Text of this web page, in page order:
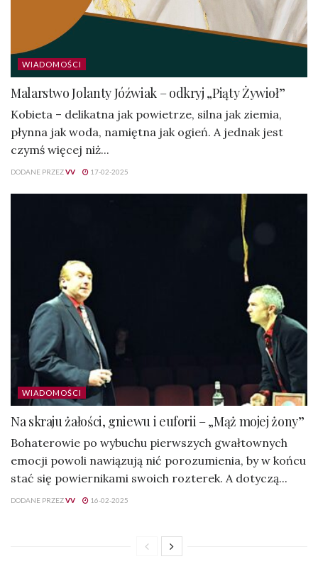
WIADOMOŚCI
Malarstwo Jolanty Jóźwiak – odkryj „Piąty Żywioł”
Kobieta – delikatna jak powietrze, silna jak ziemia,
płynna jak woda, namiętna jak ogień. A jednak jest
czymś więcej niż...
DODANE PRZEZVV 17-02-2025
WIADOMOŚCI
Na skraju żałości, gniewu i euforii – „Mąż mojej żony”
Bohaterowie po wybuchu pierwszych gwałtownych
emocji powoli nawiązują nić porozumienia, by w końcu
stać się powiernikami swoich rozterek. A dotyczą...
DODANE PRZEZVV 16-02-2025